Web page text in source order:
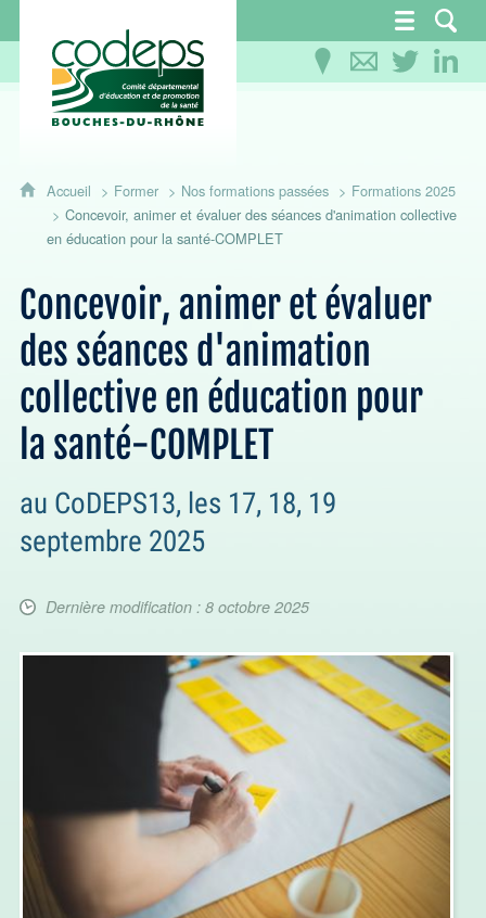
CoDEPS 13 - Comité départemental
Accueil Former Nos formations passées
Formations 2025
Concevoir, animer et évaluer des séances d'animation collective
en éducation pour la santé-COMPLET
Concevoir, animer et évaluer
des séances d'animation
collective en éducation pour
la santé-COMPLET
au CoDEPS13, les 17, 18, 19
septembre 2025
Dernière modification : 8 octobre 2025